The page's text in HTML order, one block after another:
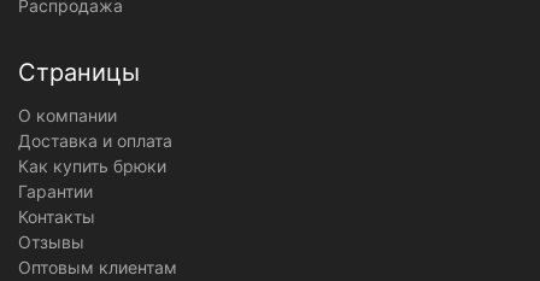
Распродажа
Страницы
О компании
Доставка и оплата
Как купить брюки
Гарантии
Контакты
Отзывы
Оптовым клиентам